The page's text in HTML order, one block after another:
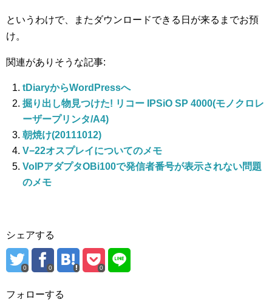
というわけで、またダウンロードできる日が来るまでお預
け。
関連がありそうな記事:
tDiaryからWordPressへ
掘り出し物見つけた! リコー IPSiO SP 4000(モノクロレ
ーザープリンタ/A4)
朝焼け(20111012)
V−22オスプレイについてのメモ
VoIPアダプタOBi100で発信者番号が表示されない問題
のメモ
シェアする
0 0 0
フォローする